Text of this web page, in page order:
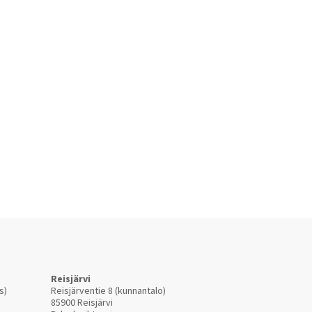
Reisjärvi
Reisjärventie 8 (kunnantalo)
85900 Reisjärvi